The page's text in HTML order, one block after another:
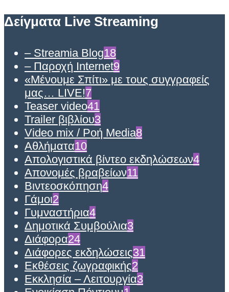
Δείγματα Live Streaming
– Streamia Blog18
– Παροχή Internet9
«Μένουμε Σπίτι» με τους συγγραφείς
μας… LIVE!7
Teaser video41
Trailer βιβλίου3
Video mix / Ροή Media8
Αθλήματα10
Απολογιστικά βίντεο εκδηλώσεων4
Απονομές βραβείων11
Βιντεοσκόπηση4
Γάμοι2
Γυμναστήρια4
Δημοτικά Συμβούλια3
Διάφορα24
Διάφορες εκδηλώσεις31
Εκθέσεις ζωγραφικής2
Εκκλησία – Λειτουργία3